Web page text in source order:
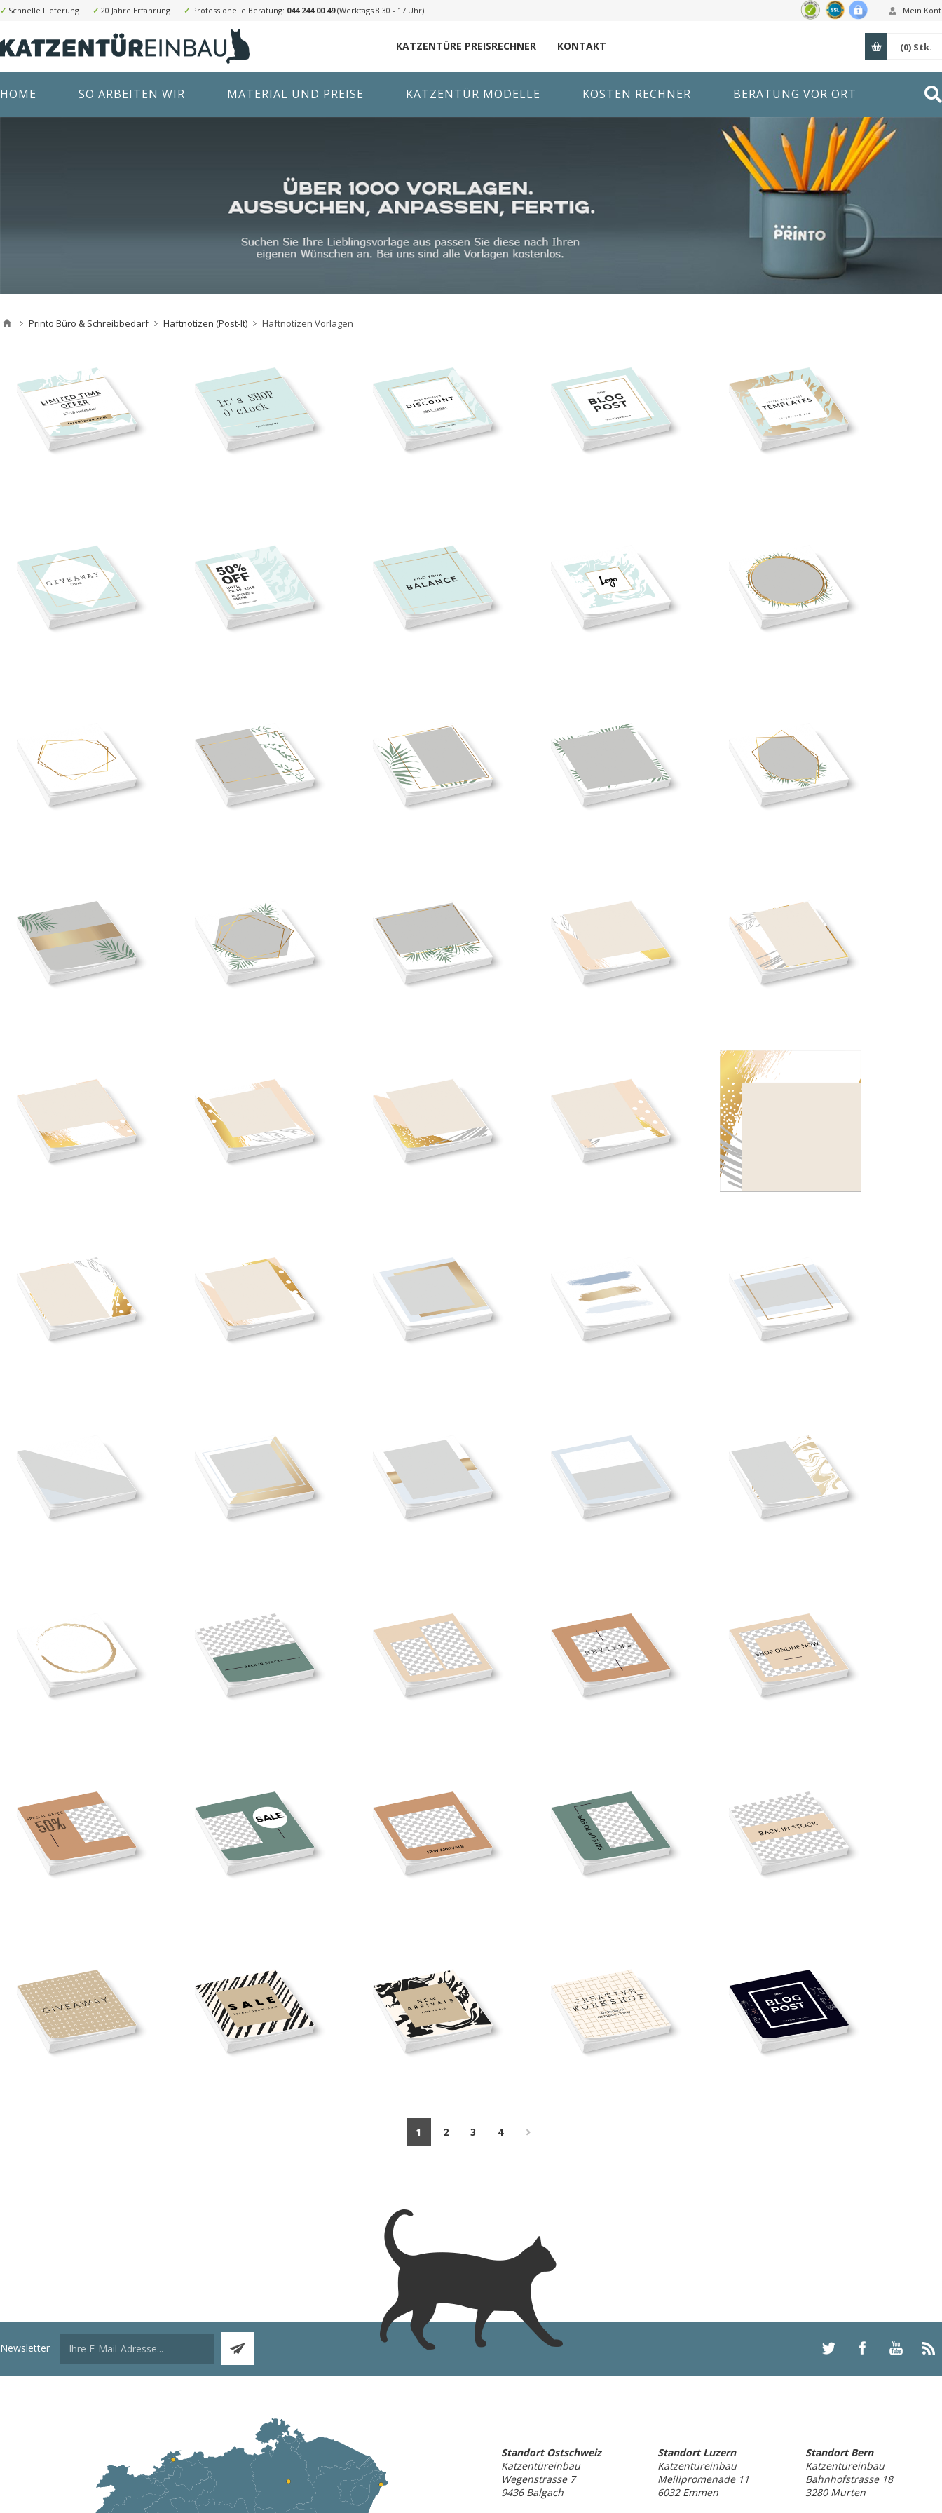
Mein
✓ Schnelle Lieferung | ✓ 20 Jahre Erfahrung | ✓ Professionelle Beratung: 044 244 00 49(Werktags 8:30 - 17 Uhr)
KATZENTÜRE PREISRECHNER KONTAKT (0) Stk.
HOME SO ARBEITEN WIR MATERIAL UND PREISE KATZENTÜR MODELLE KOSTEN RECHNER BERATUNG VOR ORT
Printo Büro & Schreibbedarf Haftnotizen (Post-It) Haftnotizen Vorlagen
1 2 3 4
Newsletter
Standort Ostschweiz
Katzentüreinbau
Wegenstrasse 7
9436 Balgach
Standort Luzern
Katzentüreinbau
Meilipromenade 11
6032 Emmen
Standort Bern
Katzentüreinbau
Bahnhofstrasse 18
3280 Murten